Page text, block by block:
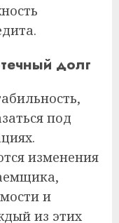
долг
под
изменения
и
из этих